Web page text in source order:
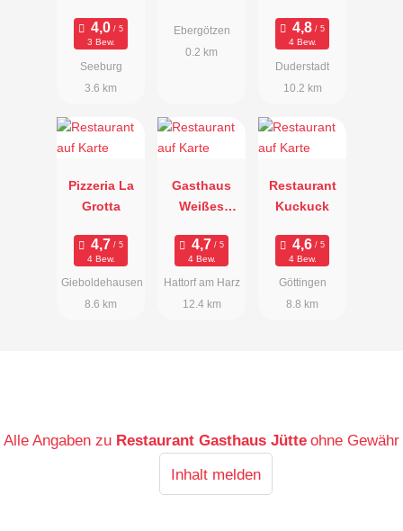
3 Bew.
Seeburg
3.6 km
Ebergötzen
0.2 km
4 Bew.
Duderstadt
10.2 km
Pizzeria La
Grotta
4 Bew.
Gieboldehausen
8.6 km
Gasthaus
Weißes
4 Bew.
Hattorf am Harz
12.4 km
Restaurant
Kuckuck
4 Bew.
Göttingen
8.8 km
Alle Angaben zu Restaurant Gasthaus Jütte ohne Gewähr
Inhalt melden